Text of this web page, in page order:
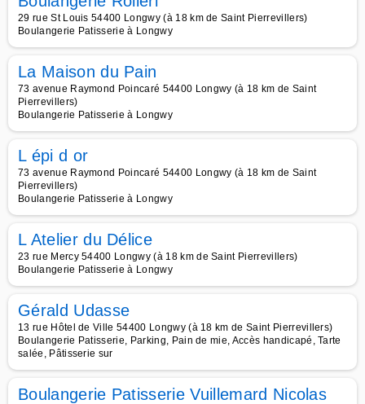
29 rue St Louis 54400 Longwy (à 18 km de Saint Pierrevillers)
Boulangerie Patisserie à Longwy
La Maison du Pain
73 avenue Raymond Poincaré 54400 Longwy (à 18 km de Saint
Pierrevillers)
Boulangerie Patisserie à Longwy
L épi d or
73 avenue Raymond Poincaré 54400 Longwy (à 18 km de Saint
Pierrevillers)
Boulangerie Patisserie à Longwy
L Atelier du Délice
23 rue Mercy 54400 Longwy (à 18 km de Saint Pierrevillers)
Boulangerie Patisserie à Longwy
Gérald Udasse
13 rue Hôtel de Ville 54400 Longwy (à 18 km de Saint Pierrevillers)
Boulangerie Patisserie, Parking, Pain de mie, Accès handicapé, Tarte
salée, Pâtisserie sur
Boulangerie Patisserie Vuillemard Nicolas